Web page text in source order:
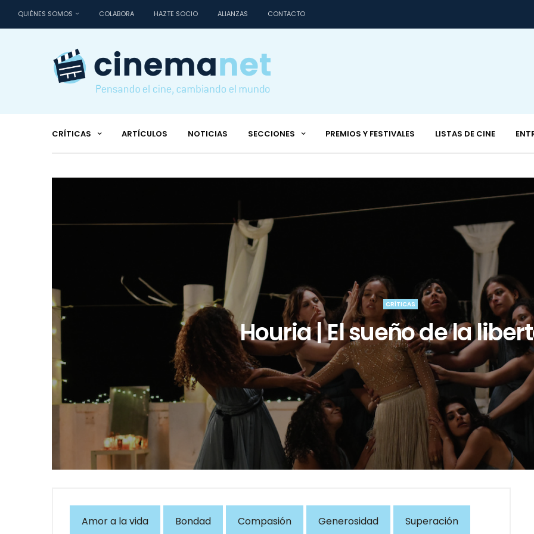
QUIÉNES SOMOS COLABORA HAZTE SOCIO ALIANZAS CONTACTO
CRÍTICAS ARTÍCULOS NOTICIAS SECCIONES PREMIOS Y FESTIVALES LISTAS DE CINE
CRÍTICAS
Houria | El sueño de la
Amor a la vida Bondad Compasión Generosidad Superación